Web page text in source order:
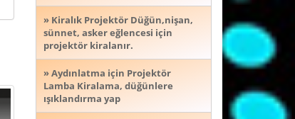
» Kiralık Projektör Düğün,nişan,
sünnet, asker eğlencesi için
projektör kiralanır.
» Aydınlatma için Projektör
Lamba Kiralama, düğünlere
ışıklandırma yap